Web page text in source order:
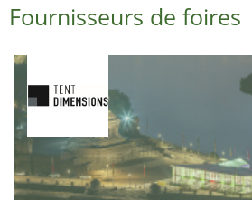
Fournisseurs de foires